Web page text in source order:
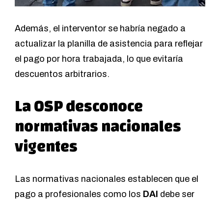
Además, el interventor se habría negado a
actualizar la planilla de asistencia para reflejar
el pago por hora trabajada, lo que evitaría
descuentos arbitrarios.
La OSP desconoce
normativas nacionales
vigentes
Las normativas nacionales establecen que el
pago a profesionales como los DAI debe ser